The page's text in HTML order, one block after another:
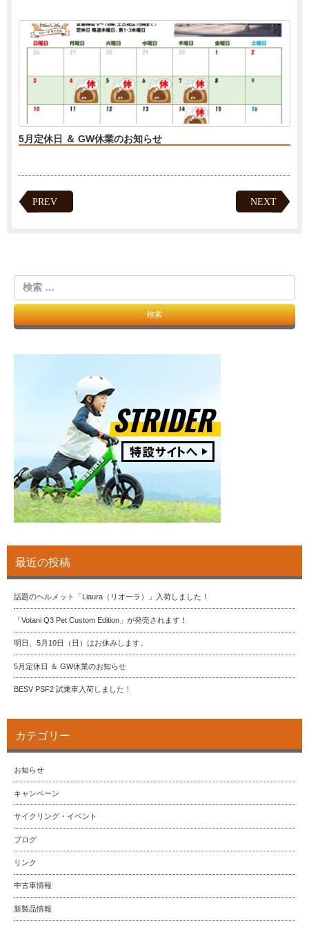
5月定休日 ＆ GW休業のお知らせ
PREV NEXT
最近の投稿
話題のヘルメット「Liaura（リオーラ）」入荷しました！
「Votani Q3 Pet Custom Edition」が発売されます！
明日、5月10日（日）はお休みします。
5月定休日 ＆ GW休業のお知らせ
BESV PSF2 試乗車入荷しました！
カテゴリー
お知らせ
キャンペーン
サイクリング・イベント
ブログ
リンク
中古車情報
新製品情報